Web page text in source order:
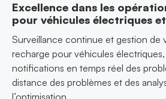
Excellence dans les
pour véhicules électriques
Surveillance continue et gestion de
recharge pour véhicules
notifications en temps réel des
distance des problèmes et des